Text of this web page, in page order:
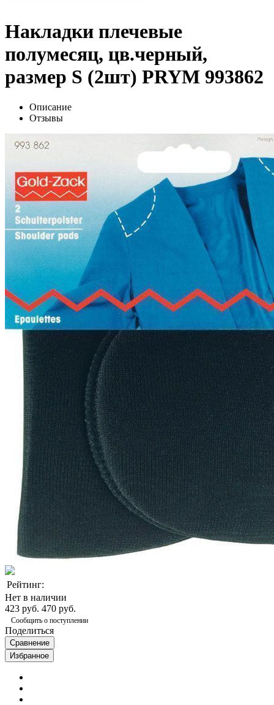
Накладки плечевые
полумесяц, цв.черный,
размер S (2шт) PRYM 993862
Описание
Отзывы
Рейтинг:
Нет в наличии
423 руб. 470 руб.
Сообщить о поступлении
Поделиться
Сравнение
Избранное